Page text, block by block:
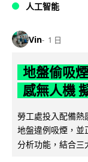
人工智能
Vin 1 日
地盤偷吸
感無人機
勞工處投入配備熱
地盤違例吸煙，並
分析功能，結合三